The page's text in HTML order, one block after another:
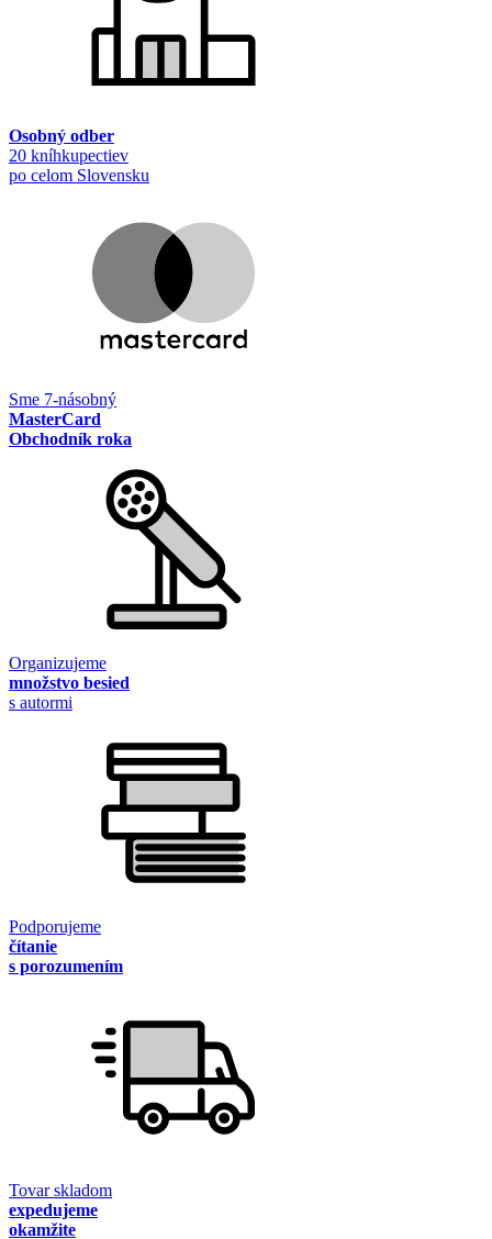
Osobný odber
20 kníhkupectiev
po celom Slovensku
Sme 7-násobný
MasterCard
Obchodník roka
Organizujeme
množstvo besied
s autormi
Podporujeme
čítanie
s porozumením
Tovar skladom
expedujeme
okamžite